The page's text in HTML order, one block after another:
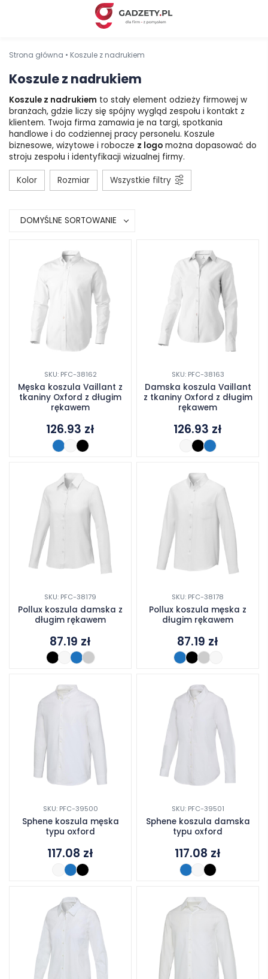
Strona główna • Koszule z nadrukiem
Koszule z nadrukiem
Koszule z nadrukiem to stały element odzieży firmowej w
branżach, gdzie liczy się spójny wygląd zespołu i kontakt z
klientem. Twoja firma zamawia je na targi, spotkania
handlowe i do codziennej pracy personelu. Koszule
biznesowe, wizytowe i robocze z logo można dopasować do
stroju zespołu i identyfikacji wizualnej firmy.
Kolor Rozmiar Wszystkie filtry
DOMYŚLNE SORTOWANIE
SKU: PFC-38162
Męska koszula Vaillant z
tkaniny Oxford z długim
rękawem
126.93 zł
SKU: PFC-38163
Damska koszula Vaillant
z tkaniny Oxford z długim
rękawem
126.93 zł
SKU: PFC-38179
Pollux koszula damska z
długim rękawem
87.19 zł
SKU: PFC-38178
Pollux koszula męska z
długim rękawem
87.19 zł
SKU: PFC-39500
Sphene koszula męska
typu oxford
117.08 zł
SKU: PFC-39501
Sphene koszula damska
typu oxford
117.08 zł